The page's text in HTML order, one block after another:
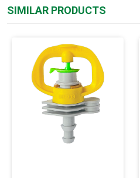
SIMILAR PRODUCTS